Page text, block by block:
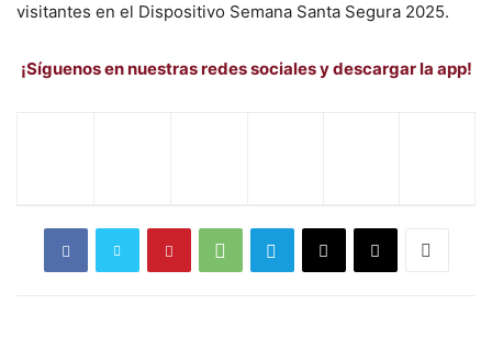
visitantes en el Dispositivo Semana Santa Segura 2025.
¡Síguenos en nuestras redes sociales y descargar la app!